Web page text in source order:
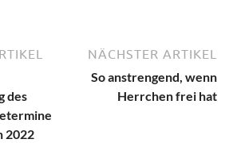
des
2022
NÄCHSTER ARTIKEL
So anstrengend, wenn
Herrchen frei hat